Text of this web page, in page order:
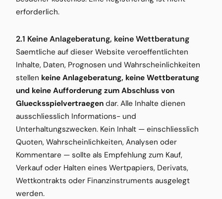
erforderlich.
2.1 Keine Anlageberatung, keine Wettberatung
Saemtliche auf dieser Website veroeffentlichten
Inhalte, Daten, Prognosen und Wahrscheinlichkeiten
stellen keine Anlageberatung, keine Wettberatung
und keine Aufforderung zum Abschluss von
Gluecksspielvertraegen dar. Alle Inhalte dienen
ausschliesslich Informations- und
Unterhaltungszwecken. Kein Inhalt — einschliesslich
Quoten, Wahrscheinlichkeiten, Analysen oder
Kommentare — sollte als Empfehlung zum Kauf,
Verkauf oder Halten eines Wertpapiers, Derivats,
Wettkontrakts oder Finanzinstruments ausgelegt
werden.